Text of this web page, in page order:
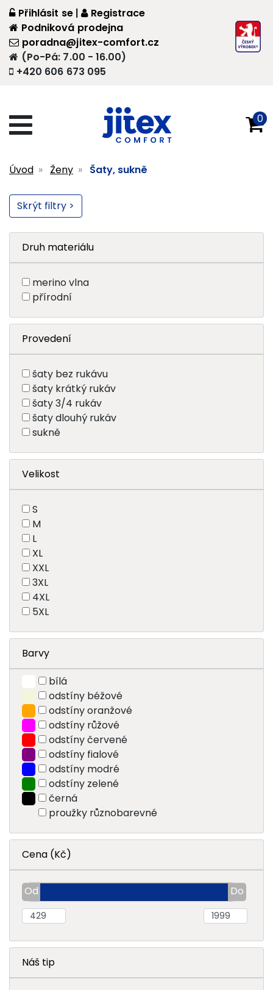
+420 606 673 095
(Po-Pá: 7.00 - 16.00)
poradna@jitex-comfort.cz
Přihlásit se |
Registrace
Podniková prodejna
0
Úvod Ženy Šaty, sukně
Skrýt filtry >
Druh materiálu
merino vlna
přírodní
Provedení
šaty bez rukávu
šaty krátký rukáv
šaty 3/4 rukáv
šaty dlouhý rukáv
sukně
Velikost
S
M
L
XL
XXL
3XL
4XL
5XL
Barvy
bílá
odstíny béžové
odstíny oranžové
odstíny růžové
odstíny červené
odstíny fialové
odstíny modré
odstíny zelené
černá
proužky různobarevné
Cena (Kč)
Náš tip